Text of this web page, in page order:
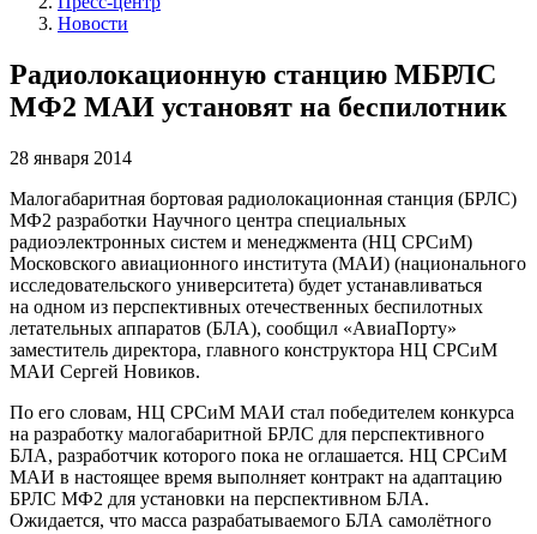
Новости
Радиолокационную станцию МБРЛС
МФ2 МАИ установят на беспилотник
28 января 2014
Малогабаритная бортовая радиолокационная станция (БРЛС)
МФ2 разработки Научного центра специальных
радиоэлектронных систем и менеджмента (НЦ СРСиМ)
Московского авиационного института (МАИ) (национального
исследовательского университета) будет устанавливаться
на одном из перспективных отечественных беспилотных
летательных аппаратов (БЛА), сообщил «АвиаПорту»
заместитель директора, главного конструктора НЦ СРСиМ
МАИ Сергей Новиков.
По его словам, НЦ СРСиМ МАИ стал победителем конкурса
на разработку малогабаритной БРЛС для перспективного
БЛА, разработчик которого пока не оглашается. НЦ СРСиМ
МАИ в настоящее время выполняет контракт на адаптацию
БРЛС МФ2 для установки на перспективном БЛА.
Ожидается, что масса разрабатываемого БЛА самолётного